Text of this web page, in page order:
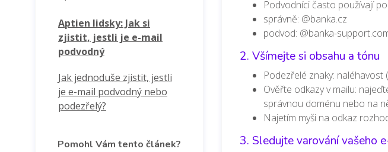
Aptien lidsky: Jak si
zjistit, jestli je e-mail
podvodný
Jak jednoduše zjistit, jestli
je e-mail podvodný nebo
podezřelý?
Pomohl Vám tento článek?
Podvodníci často používají
správně: @banka.cz
podvod: @banka-
2. Všímejte si obsahu a tónu
Podezřelé znaky: naléhavost
Ověřte odkazy v mailu:
správnou doménu nebo na
Najetím myši na odkaz
3. Sledujte varování vašeho